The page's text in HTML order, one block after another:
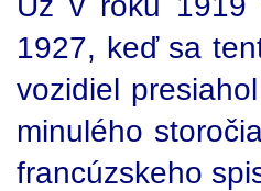
1927, keď sa
vozidiel
minulého
francúzskeho